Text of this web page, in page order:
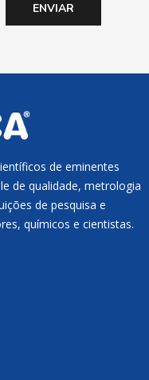
ENVIAR
de eminentes
de qualidade, metrologia
de pesquisa e
químicos e cientistas.